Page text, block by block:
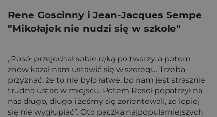
Rene Goscinny i Jean-Jacques Sempe
"Mikołajek nie nudzi się w szkole"
„Rosół przejechał sobie ręką po twarzy, a potem
znów kazał nam ustawić się w szeregu. Trzeba
przyznać, że to nie było łatwe, bo nam jest strasznie
trudno ustać w miejscu. Potem Rosół popatrzył na
nas długo, długo i żeśmy się zorientowali, że lepiej
się nie wygłupiać”. Oto paczka najpopularniejszych